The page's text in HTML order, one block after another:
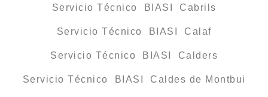
Servicio Técnico BIASI Cabrils
Servicio Técnico BIASI Calaf
Servicio Técnico BIASI Calders
Servicio Técnico BIASI Caldes de Montbui